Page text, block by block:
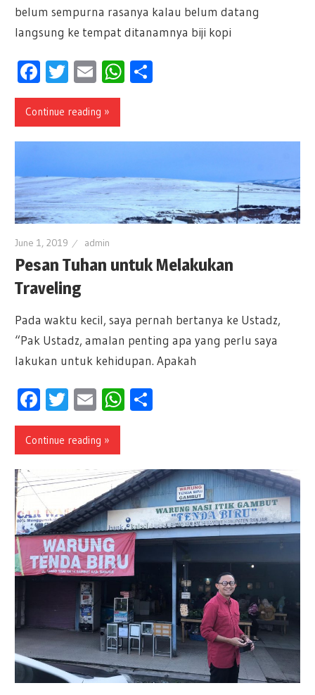
belum sempurna rasanya kalau belum datang
langsung ke tempat ditanamnya biji kopi
Facebook
Twitter
EmailWhatsApp
Continue reading »
June 1, 2019 admin
Pesan Tuhan untuk Melakukan
Traveling
Pada waktu kecil, saya pernah bertanya ke Ustadz,
“Pak Ustadz, amalan penting apa yang perlu saya
lakukan untuk kehidupan. Apakah
Facebook
Twitter
EmailWhatsApp
Continue reading »